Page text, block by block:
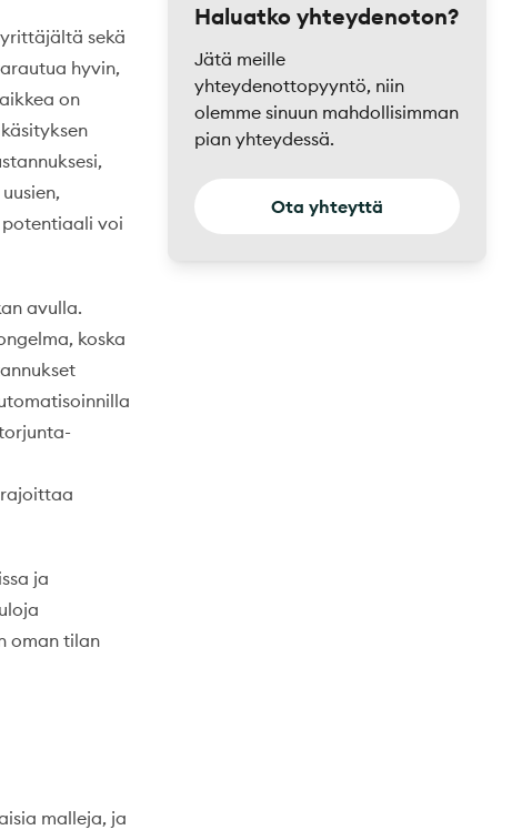
sekä
hyvin,
on
potentiaali voi
avulla.
koska
ja
oman tilan
malleja, ja
Haluatko yhteydenoton?
Jätä meille
yhteydenottopyyntö, niin
olemme sinuun mahdollisimman
pian yhteydessä.
Ota yhteyttä